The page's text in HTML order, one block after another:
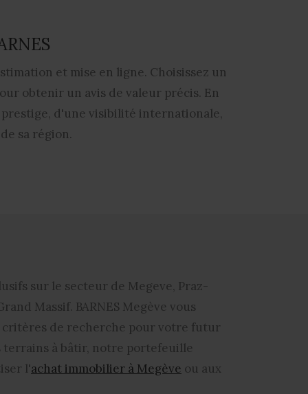
et mise en ligne. Choisissez un
obtenir un avis de valeur précis. En
d'une visibilité internationale,
sa région.
sur le secteur de Megeve, Praz-
Massif. BARNES Megève vous
critères de recherche pour votre futur
terrains à bâtir, notre portefeuille
l'achat immobilier à Megève ou aux